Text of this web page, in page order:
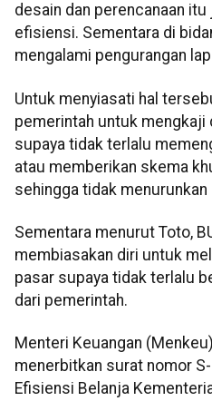
desain dan perencanaan
efisiensi. Sementara di
mengalami pengurangan
Untuk menyiasati hal
pemerintah untuk mengkaji
supaya tidak terlalu
atau memberikan skema
sehingga tidak
Sementara menurut Toto,
membiasakan diri untuk
pasar supaya tidak terlalu
dari pemerintah.
Menteri Keuangan
menerbitkan surat nomor
Efisiensi Belanja